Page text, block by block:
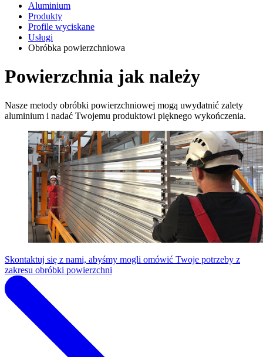
Aluminium
Produkty
Profile wyciskane
Usługi
Obróbka powierzchniowa
Powierzchnia jak należy
Nasze metody obróbki powierzchniowej mogą uwydatnić zalety
aluminium i nadać Twojemu produktowi pięknego wykończenia.
Skontaktuj się z nami, abyśmy mogli omówić Twoje potrzeby z
zakresu obróbki powierzchni